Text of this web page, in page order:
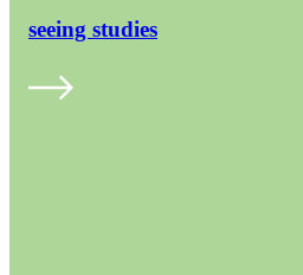
seeing studies